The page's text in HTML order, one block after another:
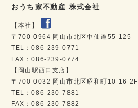
おうち家不動産 株式会社
【本社】
〒700-0964 岡山市北区中仙道55-125
TEL：086-239-0771
FAX：086-239-0774
【岡山駅西口支店】
〒700-0032 岡山市北区昭和町10-16-2F
TEL：086-230-7881
FAX：086-230-7882